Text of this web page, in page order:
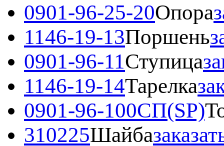
0901-96-25-20Опора
1146-19-13Поршень
0901-96-11Ступица
1146-19-14Тарелка
0901-96-100СП(SP)
310225Шайба